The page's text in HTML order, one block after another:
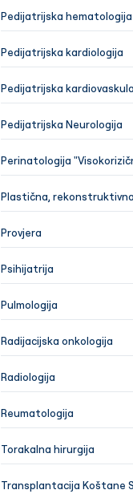
Pedijatrijska
Pedijatrijska kardiologija
Pedijatrijska
Pedijatrijska Neurologija
Perinatologija
Plastična,
Provjera
Psihijatrija
Pulmologija
Radijacijska onkologija
Radiologija
Reumatologija
Torakalna hirurgija
Transplantacija Koštane